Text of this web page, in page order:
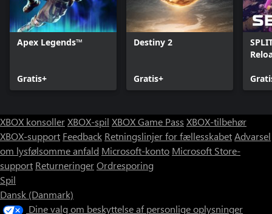
Apex Legends™
Gratis+
Destiny 2
Gratis+
XBOX konsollerXBOX-spil XBOX Game Pass XBOX-tilbehør
XBOX-support Feedback Retningslinjer for fællesskabetAdvarsel
om lysfølsomme anfald Microsoft-konto Microsoft Store-
support ReturneringerOrdresporing
Spil
Dansk (Danmark)
Dine valg om beskyttelse af personlige oplysninger